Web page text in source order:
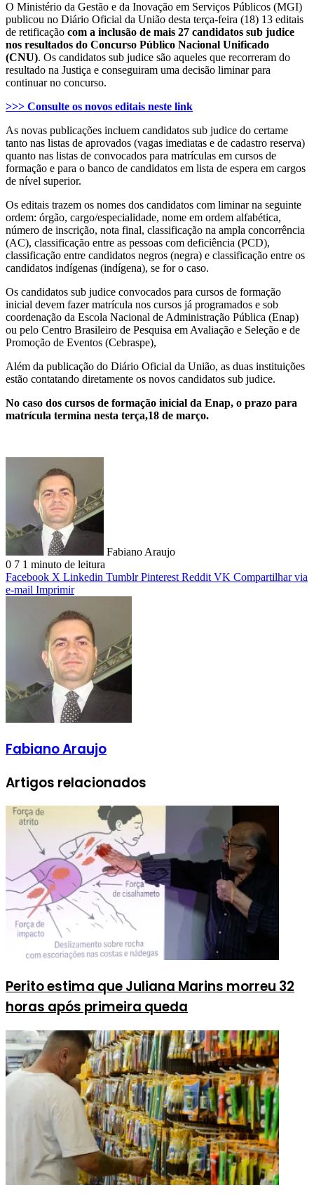
O Ministério da Gestão e da Inovação em Serviços Públicos (MGI)
publicou no Diário Oficial da União desta terça-feira (18) 13 editais
de retificação com a inclusão de mais 27 candidatos sub judice
nos resultados do Concurso Público Nacional Unificado
(CNU). Os candidatos sub judice são aqueles que recorreram do
resultado na Justiça e conseguiram uma decisão liminar para
continuar no concurso.
>>> Consulte os novos editais neste link
As novas publicações incluem candidatos sub judice do certame
tanto nas listas de aprovados (vagas imediatas e de cadastro reserva)
quanto nas listas de convocados para matrículas em cursos de
formação e para o banco de candidatos em lista de espera em cargos
de nível superior.
Os editais trazem os nomes dos candidatos com liminar na seguinte
ordem: órgão, cargo/especialidade, nome em ordem alfabética,
número de inscrição, nota final, classificação na ampla concorrência
(AC), classificação entre as pessoas com deficiência (PCD),
classificação entre candidatos negros (negra) e classificação entre os
candidatos indígenas (indígena), se for o caso.
Os candidatos sub judice convocados para cursos de formação
inicial devem fazer matrícula nos cursos já programados e sob
coordenação da Escola Nacional de Administração Pública (Enap)
ou pelo Centro Brasileiro de Pesquisa em Avaliação e Seleção e de
Promoção de Eventos (Cebraspe),
Além da publicação do Diário Oficial da União, as duas instituições
estão contatando diretamente os novos candidatos sub judice.
No caso dos cursos de formação inicial da Enap, o prazo para
matrícula termina nesta terça,18 de março.
Fabiano Araujo
0 7 1 minuto de leitura
Facebook X Linkedin Tumblr Pinterest Reddit VK Compartilhar via
e-mail Imprimir
Fabiano Araujo
Artigos relacionados
Perito estima que Juliana Marins morreu 32
horas após primeira queda